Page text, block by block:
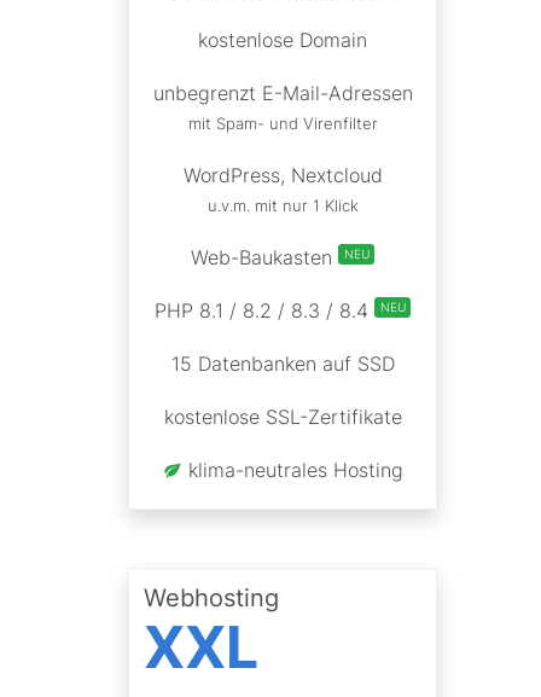
kostenlose Domain
unbegrenzt E-Mail-Adressen
mit Spam- und Virenfilter
WordPress, Nextcloud
u.v.m. mit nur 1 Klick
Web-Baukasten NEU
PHP 8.1 / 8.2 / 8.3 / 8.4 NEU
15 Datenbanken auf SSD
kostenlose SSL-Zertifikate
klima-neutrales Hosting
Webhosting
XXL